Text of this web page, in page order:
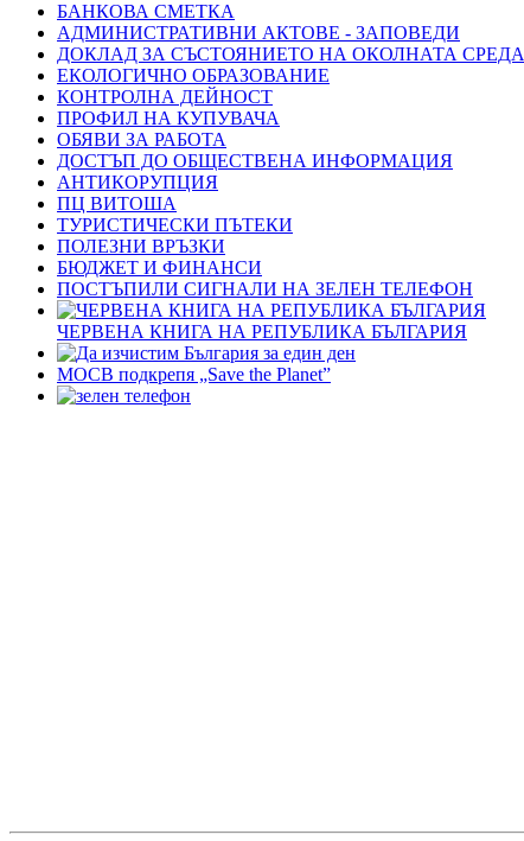
БАНКОВА СМЕТКА
АДМИНИСТРАТИВНИ АКТОВЕ - ЗАПОВЕДИ
ДОКЛАД ЗА СЪСТОЯНИЕТО НА ОКОЛНАТА СРЕДА
ЕКОЛОГИЧНО ОБРАЗОВАНИЕ
КОНТРОЛНА ДЕЙНОСТ
ПРОФИЛ НА КУПУВАЧА
ОБЯВИ ЗА РАБОТА
ДОСТЪП ДО ОБЩЕСТВЕНА ИНФОРМАЦИЯ
АНТИКОРУПЦИЯ
ПЦ ВИТОША
ТУРИСТИЧЕСКИ ПЪТЕКИ
ПОЛЕЗНИ ВРЪЗКИ
БЮДЖЕТ И ФИНАНСИ
ПОСТЪПИЛИ СИГНАЛИ НА ЗЕЛЕН ТЕЛЕФОН
ЧЕРВЕНА КНИГА НА РЕПУБЛИКА БЪЛГАРИЯ
МОСВ подкрепя „Save the Planet”